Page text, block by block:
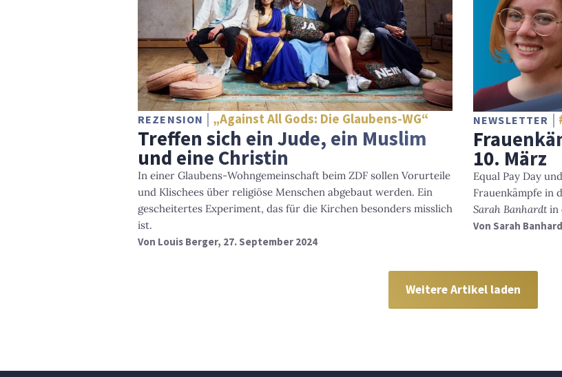
REZENSION „Against All Gods: Die Glaubens-WG“
Treffen sich ein Jude, ein Muslim
und eine Christin
In einer Glaubens-Wohngemeinschaft beim ZDF sollen Vorurteile
und Klischees über religiöse Menschen abgebaut werden. Ein
gescheitertes Experiment, das für die Kirchen besonders misslich
ist.
Von Louis Berger, 27. September 2024
NEWSLETTER
10. März
Equal Pay Day
Frauenkämpfe in
Sarah Banhardtin
Von Sarah
Weitere Artikel laden